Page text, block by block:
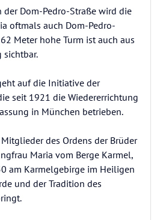
der Dom-Pedro-Straße wird die
oftmals auch Dom-Pedro-
Meter hohe Turm ist auch aus
sichtbar.
auf die Initiative der
seit 1921 die Wiedererrichtung
in München betrieben.
des Ordens der Brüder
Maria vom Berge Karmel,
am Karmelgebirge im Heiligen
und der Tradition des